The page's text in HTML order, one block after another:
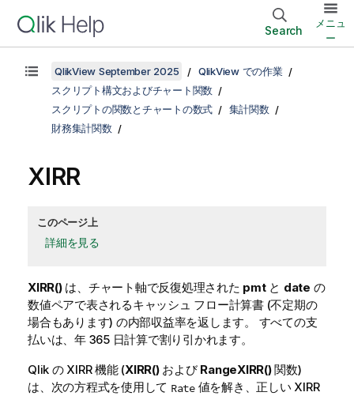
Search
メニュ
ー
QlikView September 2025
QlikView での作業
スクリプト構文およびチャート関数
スクリプトの関数とチャートの数式
集計関数
財務集計関数
XIRR
このページ上
詳細を見る
XIRR()は、チャート軸で反復処理された pmtと date の
数値ペアで表されるキャッシュ フロー計算書 (不定期の
場合もあります) の内部収益率を返します。 すべての支
払いは、年 365 日計算で割り引かれます。
Qlik の XIRR 機能 (XIRR()およびRangeXIRR()関数)
は、次の方程式を使用して Rate値を解き、正しい XIRR